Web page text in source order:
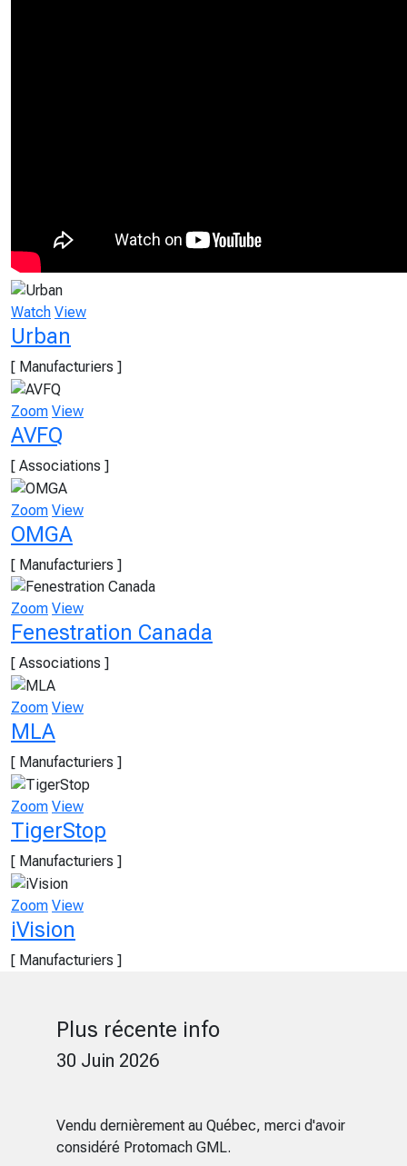
Watch View
Urban
[ Manufacturiers ]
Zoom View
AVFQ
[ Associations ]
Zoom View
OMGA
[ Manufacturiers ]
Zoom View
Fenestration Canada
[ Associations ]
Zoom View
MLA
[ Manufacturiers ]
Zoom View
TigerStop
[ Manufacturiers ]
Zoom View
iVision
[ Manufacturiers ]
Plus récente info
30 Juin 2026
Vendu dernièrement au Québec, merci d'avoir
considéré Protomach GML.